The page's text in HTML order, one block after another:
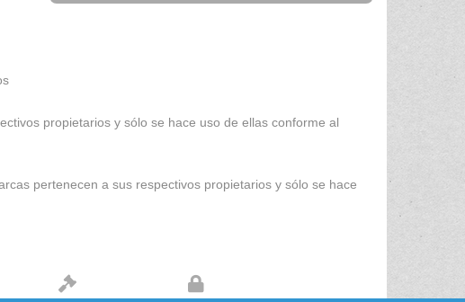
propietarios y sólo se hace uso de ellas conforme al
pertenecen a sus respectivos propietarios y sólo se hace